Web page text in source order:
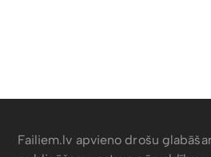
Failiem.lv apvieno drošu